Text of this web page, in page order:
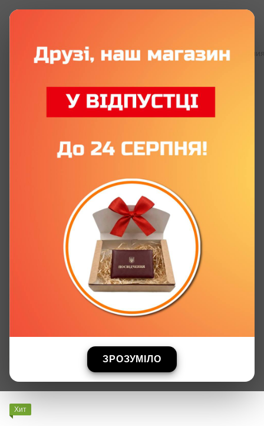
ЗРОЗУМІЛО
Все бумажные удостоверения Все бумажные
«Счастливый муж Лучшей
Женщины» с фото и именем
Хит